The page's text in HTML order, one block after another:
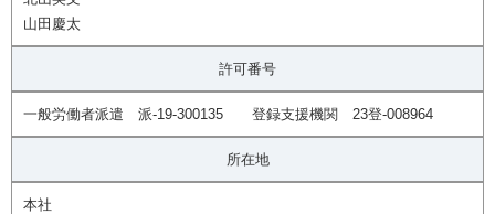
山田慶太
許可番号
一般労働者派遣 派-19-300135 登録支援機関 23登-008964
所在地
本社